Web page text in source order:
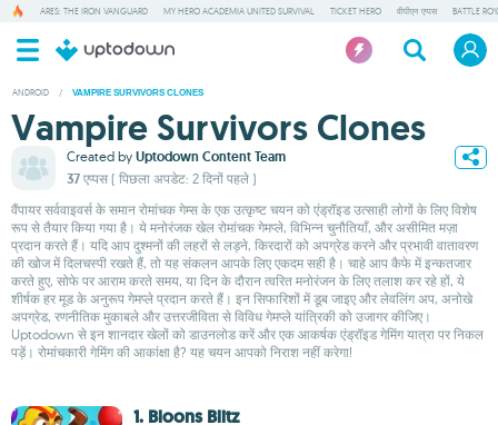
ARES: THE IRON VANGUARD MY HERO ACADEMIA UNITED SURVIVAL TICKET HERO वीपीएन एप्पस BATTLE
ANDROID / VAMPIRE SURVIVORS CLONES
Vampire Survivors Clones
Created by Uptodown Content Team
37 एप्पस ( पिछला अपडेट: 2 दिनों पहले )
वैंपायर सर्ववाइवर्स के समान रोमांचक गेम्स के एक उत्कृष्ट चयन को एंड्रॉइड उत्साही लोगों के लिए विशेष
रूप से तैयार किया गया है। ये मनोरंजक खेल रोमांचक गेमप्ले, विभिन्न चुनौतियाँ, और असीमित मज़ा
प्रदान करते हैं। यदि आप दुश्मनों की लहरों से लड़ने, किरदारों को अपग्रेड करने और प्रभावी वातावरण
की खोज में दिलचस्पी रखते हैं, तो यह संकलन आपके लिए एकदम सही है। चाहे आप कैफे में इन्कतजार
करते हुए, सोफे पर आराम करते समय, या दिन के दौरान त्वरित मनोरंजन के लिए तलाश कर रहे हों, ये
शीर्षक हर मूड के अनुरूप गेमप्ले प्रदान करते हैं। इन सिफारिशों में डूब जाइए और लेवलिंग अप, अनोखे
अपग्रेड, रणनीतिक मुकाबले और उत्तरजीविता से विविध गेमप्ले यांत्रिकी को उजागर कीजिए।
Uptodown से इन शानदार खेलों को डाउनलोड करें और एक आकर्षक एंड्रॉइड गेमिंग यात्रा पर निकल
पड़ें। रोमांचकारी गेमिंग की आकांक्षा है? यह चयन आपको निराश नहीं करेगा!
1. Bloons Blitz